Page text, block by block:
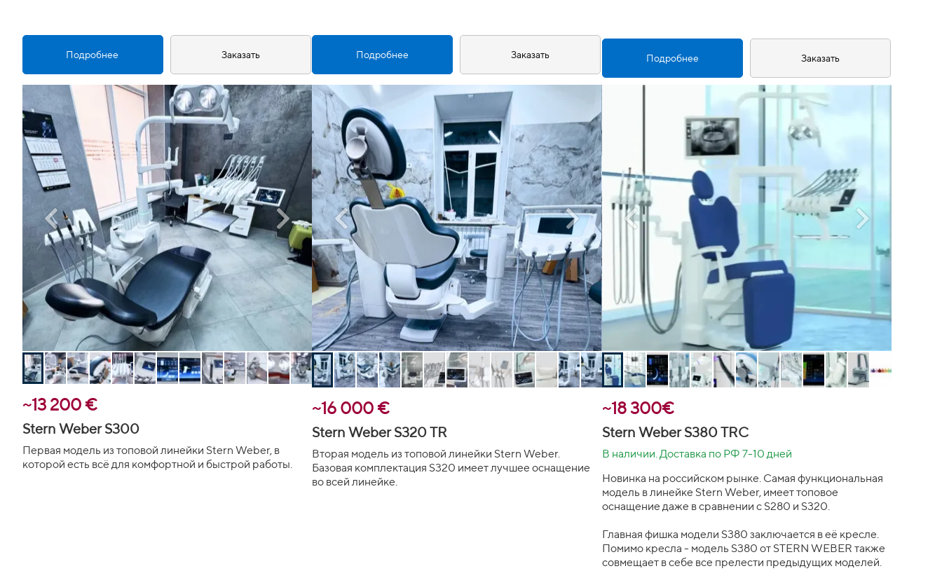
Подробнее Заказать Подробнее Заказать Подробнее Заказать
~13 200 €
Stern Weber S300
Первая модель из топовой линейки Stern Weber, в
которой есть всё для комфортной и быстрой работы.
~16 000 €
Stern Weber S320 TR
Вторая модель из топовой линейки Stern Weber.
Базовая комплектация S320 имеет лучшее оснащение
во всей линейке.
~18 300€
Stern Weber S380 TRC
В наличии. Доставка по РФ 7-10 дней
Новинка на российском рынке. Самая функциональная
модель в линейке Stern Weber, имеет топовое
оснащение даже в сравнении с S280 и S320.
Главная фишка модели S380 заключается в её кресле.
Помимо кресла - модель S380 от STERN WEBER также
совмещает в себе все прелести предыдущих моделей.